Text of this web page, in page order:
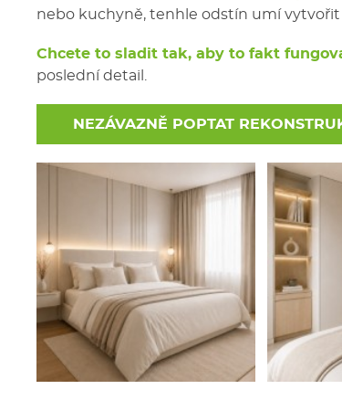
nebo kuchyně, tenhle odstín umí
Chcete to sladit tak, aby to fakt
poslední detail.
NEZÁVAZNĚ POPTAT